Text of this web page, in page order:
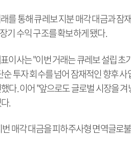
를 통해 큐레보 지분 매각 대금과 잠
기 수익 구조를 확보하게 됐다.
이사는 "이번 거래는 큐레보 설립
투자 회수를 넘어 잠재적인 향후
다. 이어 "앞으로도 글로벌 시장을
.
매각 대금을 피하주사형 면역글로